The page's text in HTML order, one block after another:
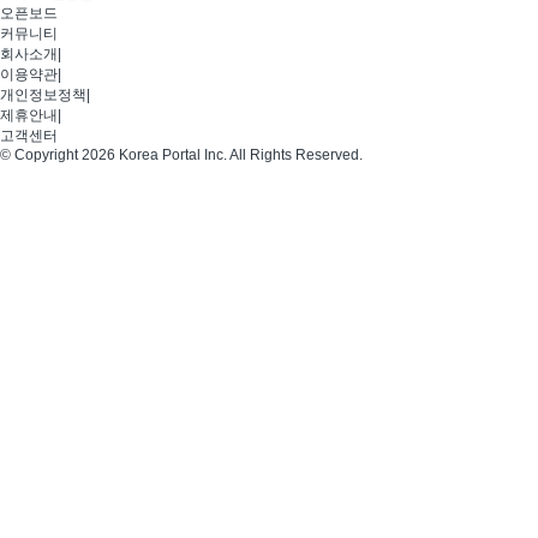
오픈보드
커뮤니티
회사소개
이용약관
개인정보정책
제휴안내
고객센터
© Copyright 2026 Korea Portal Inc. All Rights Reserved.